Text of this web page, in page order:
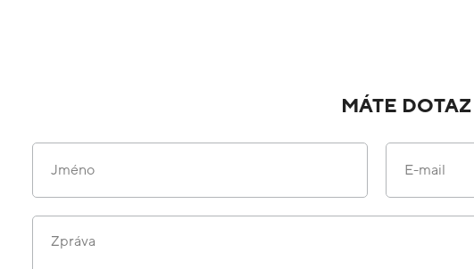
MÁTE
Jméno E-mail
Zpráva